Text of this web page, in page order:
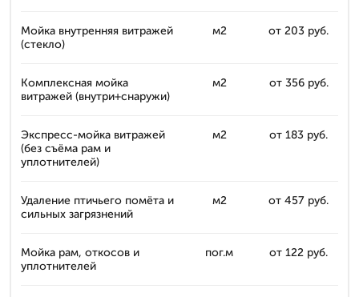
Мойка внутренняя витражей
(стекло)
м2 от 203 руб.
Комплексная мойка
витражей (внутри+снаружи)
м2 от 356 руб.
Экспресс-мойка витражей
(без съёма рам и
уплотнителей)
м2 от 183 руб.
Удаление птичьего помёта и
сильных загрязнений
м2 от 457 руб.
Мойка рам, откосов и
уплотнителей
пог.м от 122 руб.